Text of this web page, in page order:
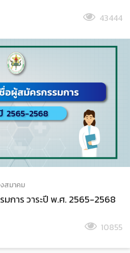
43444
สมาคม
มการ วาระปี พ.ศ. 2565-2568
10855